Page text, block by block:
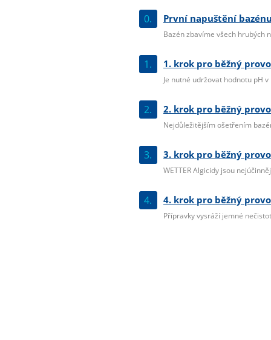
0. První napuštění
Bazén zbavíme všech hrubých
1. 1. krok pro běžný
Je nutné udržovat hodnotu pH
2. 2. krok pro běžný
Nejdůležitějším ošetřením
3. 3. krok pro běžný
WETTER Algicidy jsou
4. 4. krok pro běžný
Přípravky vysráží jemné